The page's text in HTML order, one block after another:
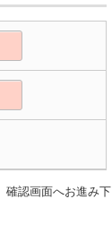
確認画面へお進み下